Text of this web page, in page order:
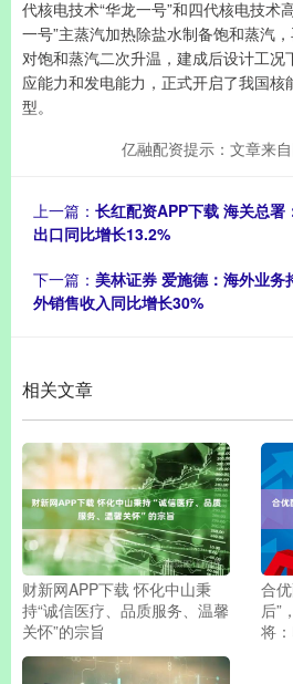
代核电技术“华龙一号”和四代核电技术
一号”主蒸汽加热除盐水制备饱和蒸汽
对饱和蒸汽二次升温，建成后设计工
应能力和发电能力，正式开启了我国
型。
亿融配资提示：文章来
上一篇： 长红配资APP下载 海关总
出口同比增长13.2%
下一篇： 美林证券 爱施德：海外业
外销售收入同比增长30%
相关文章
财新网APP下载 怀化中山秉
持“诚信医疗、品质服务、温馨
关怀”的宗旨
合
后”
将